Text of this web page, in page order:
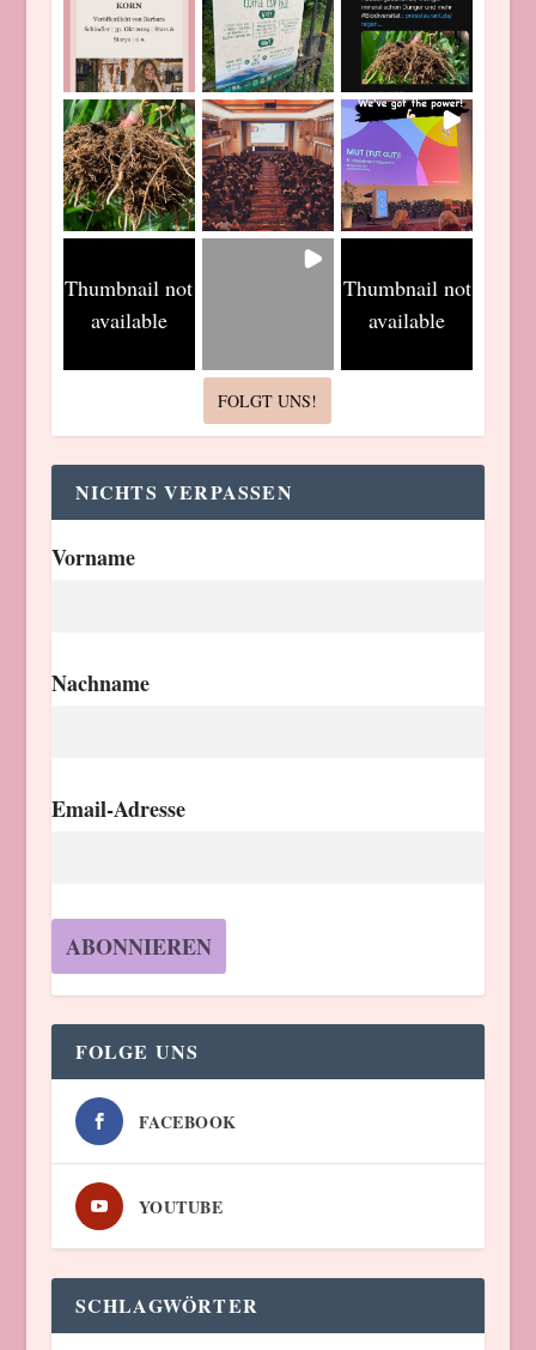
Thumbnail not
available
Thumbnail not
available
FOLGT UNS!
NICHTS VERPASSEN
Vorname
Nachname
Email-Adresse
FOLGE UNS
FACEBOOK
YOUTUBE
SCHLAGWÖRTER